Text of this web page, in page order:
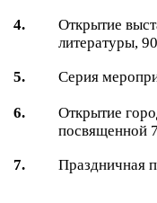
4.
Открытие
литературы,
5.
Серия
6.
Открытие
посвященной
7.
Праздничная